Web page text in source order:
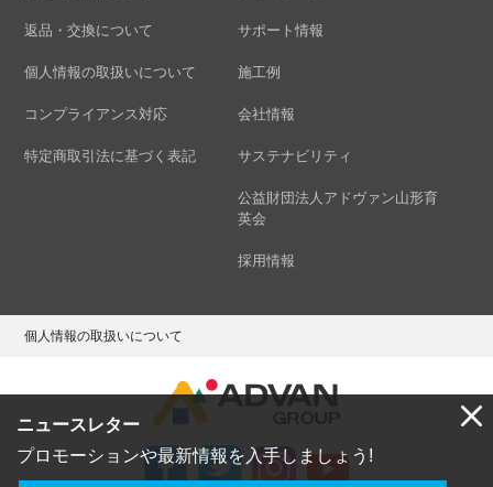
ニュースレター
プロモーションや最新情報を入手しましょう!
返品・交換について
個人情報の取扱いについて
コンプライアンス対応
特定商取引法に基づく表記
サポート情報
施工例
会社情報
サステナビリティ
公益財団法人アドヴァン山形育
英会
採用情報
個人情報の取扱いについて